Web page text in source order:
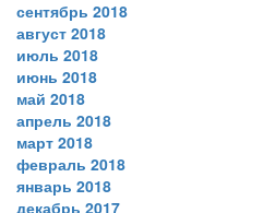
сентябрь 2018
август 2018
июль 2018
июнь 2018
май 2018
апрель 2018
март 2018
февраль 2018
январь 2018
декабрь 2017